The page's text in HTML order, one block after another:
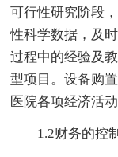
可行性研究阶段
性科学数据，及
过程中的经验及
型项目。设备购
医院各项经济活
1.2财务的控